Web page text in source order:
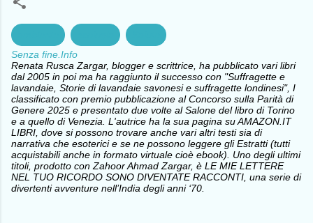
Senza fine.Info
Renata Rusca Zargar, blogger e scrittrice, ha pubblicato vari libri
dal 2005 in poi ma ha raggiunto il successo con "Suffragette e
lavandaie, Storie di lavandaie savonesi e suffragette londinesi", I
classificato con premio pubblicazione al Concorso sulla Parità di
Genere 2025 e presentato due volte al Salone del libro di Torino
e a quello di Venezia. L'autrice ha la sua pagina su AMAZON.IT
LIBRI, dove si possono trovare anche vari altri testi sia di
narrativa che esoterici e se ne possono leggere gli Estratti (tutti
acquistabili anche in formato virtuale cioè ebook). Uno degli ultimi
titoli, prodotto con Zahoor Ahmad Zargar, è LE MIE LETTERE
NEL TUO RICORDO SONO DIVENTATE RACCONTI, una serie di
divertenti avventure nell’India degli anni ‘70.